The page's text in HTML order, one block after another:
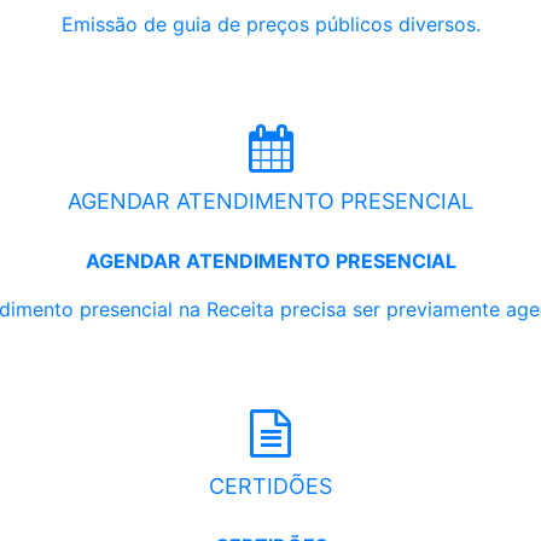
Emissão de guia de preços públicos diversos.
AGENDAR ATENDIMENTO PRESENCIAL
AGENDAR ATENDIMENTO PRESENCIAL
presencial na Receita precisa ser previamente
CERTIDÕES